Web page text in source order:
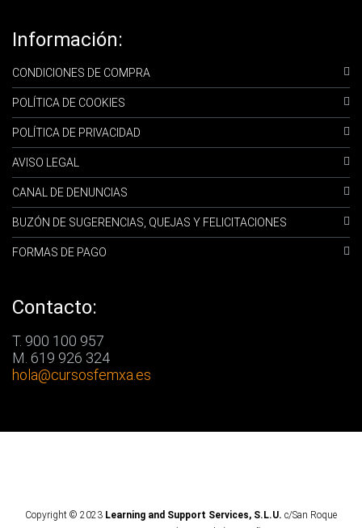
Información:
CONDICIONES DE COMPRA
POLÍTICA DE COOKIES
POLÍTICA DE PRIVACIDAD
AVISO LEGAL
CANAL DE DENUNCIAS
BUZÓN DE SUGERENCIAS, QUEJAS Y FELICITACIONES
FORMAS DE PAGO
Contacto:
T. 900 100 957
M. 619 926 324
hola@cursosfemxa.es
Copyright © 2023 Learning and Support Services, S.L.U. c/San Roque